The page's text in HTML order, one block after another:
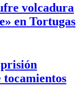
volcadura
en Tortugas
tocamientos